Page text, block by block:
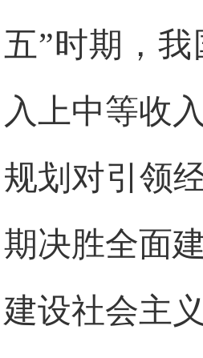
五”时期，
入上中等收
规划对引领
期决胜全面
建设社会主